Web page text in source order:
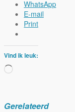
WhatsApp
E-mail
Print
Vind ik leuk:
Aan
Gerelateerd